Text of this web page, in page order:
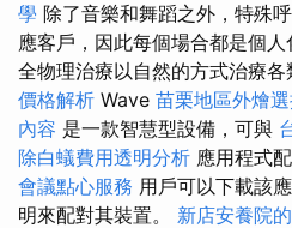
學 除了音樂和舞蹈之外，特殊
應客戶，因此每個場合都是個
全物理治療以自然的方式治療各
價格解析 Wave 苗栗地區外燴
內容 是一款智慧型設備，可與
除白蟻費用透明分析 應用程式
會議點心服務 用戶可以下載該
明來配對其裝置。 新店安養院